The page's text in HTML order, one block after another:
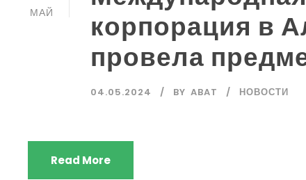
МАЙ
корпорация в
провела
04.05.2024 BY ABAT НОВОСТИ
Read More